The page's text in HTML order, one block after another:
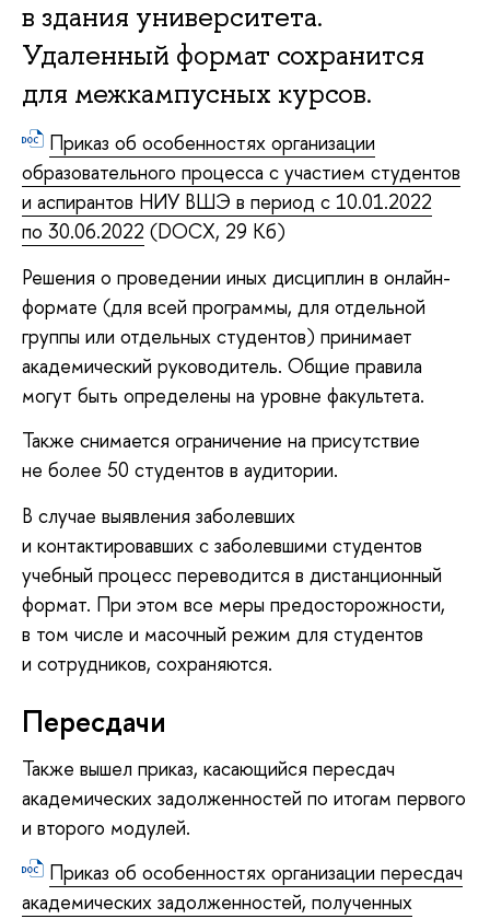
в здания университета.
Удаленный формат сохранится
для межкампусных курсов.
Приказ об особенностях организации
образовательного процесса с участием студентов
и аспирантов НИУ ВШЭ в период с 10.01.2022
по 30.06.2022 (DOCX, 29 Кб)
Решения о проведении иных дисциплин в онлайн-
формате (для всей программы, для отдельной
группы или отдельных студентов) принимает
академический руководитель. Общие правила
могут быть определены на уровне факультета.
Также снимается ограничение на присутствие
не более 50 студентов в аудитории.
В случае выявления заболевших
и контактировавших с заболевшими студентов
учебный процесс переводится в дистанционный
формат. При этом все меры предосторожности,
в том числе и масочный режим для студентов
и сотрудников, сохраняются.
Пересдачи
Также вышел приказ, касающийся пересдач
академических задолженностей по итогам первого
и второго модулей.
Приказ об особенностях организации пересдач
академических задолженностей, полученных